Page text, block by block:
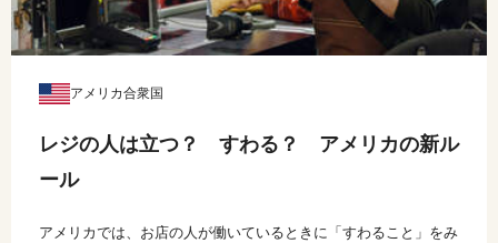
アメリカ合衆国
レジの人は立つ？ すわる？ アメリカの新ル
ール
アメリカでは、お店の人が働いているときに「すわること」をみ